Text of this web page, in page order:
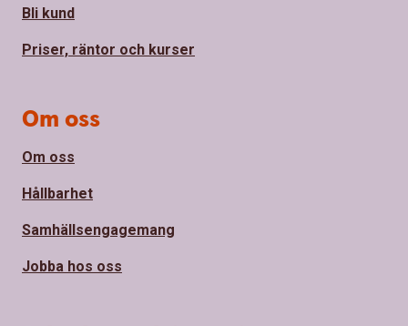
Bli kund
Priser, räntor och kurser
Om oss
Om oss
Hållbarhet
Samhällsengagemang
Jobba hos oss